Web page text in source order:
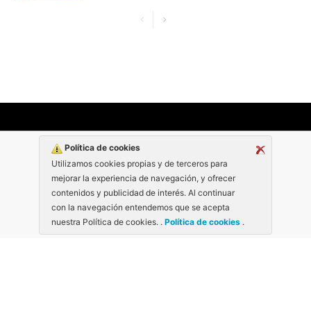
Política de cookies
Utilizamos cookies propias y de terceros para
mejorar la experiencia de navegación, y ofrecer
contenidos y publicidad de interés. Al continuar
con la navegación entendemos que se acepta
nuestra Política de cookies. . Política de cookies .